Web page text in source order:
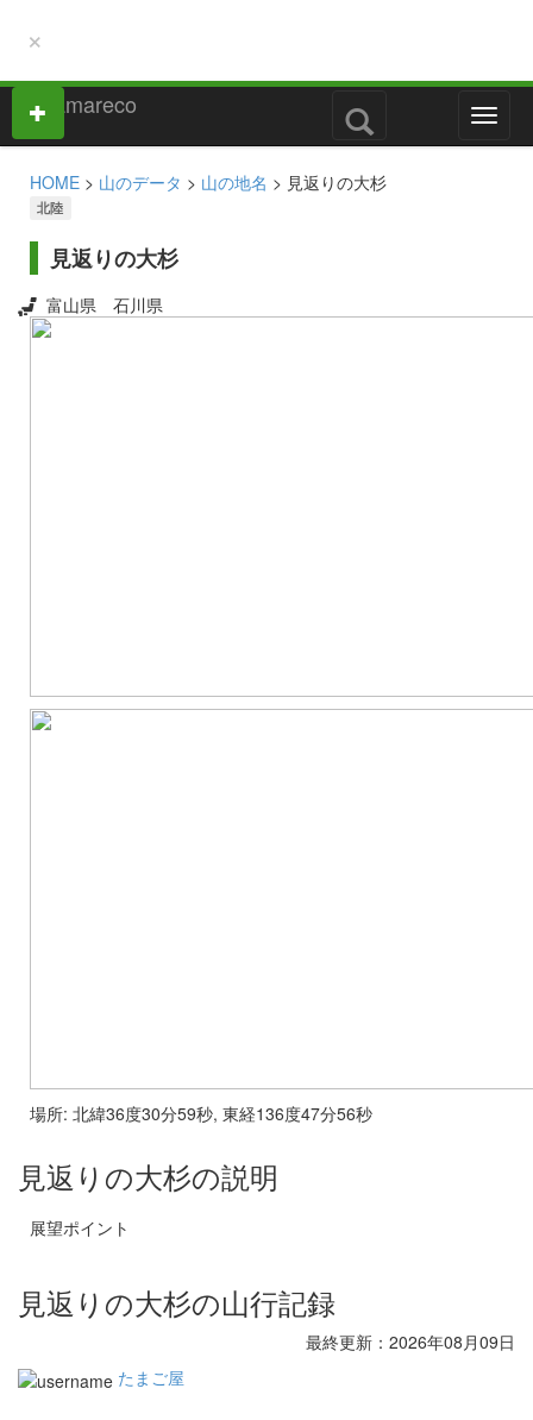
×
M
e
HOME > 山のデータ > 山の地名 > 見返りの大杉
北陸
見返りの大杉
富山県 石川県
場所: 北緯36度30分59秒, 東経136度47分56秒
見返りの大杉の説明
展望ポイント
見返りの大杉の山行記録
最終更新：2026年08月09日
たまご屋